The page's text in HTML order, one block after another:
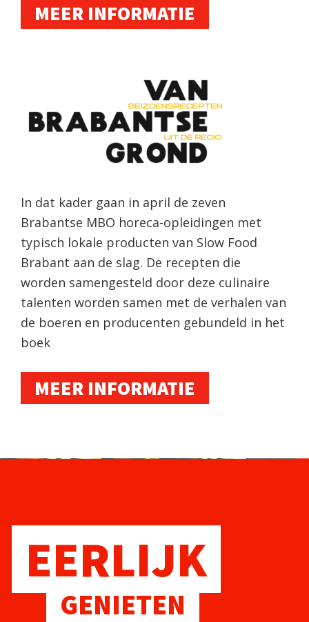
MEER INFORMATIE
In dat kader gaan in april de zeven
Brabantse MBO horeca-opleidingen met
typisch lokale producten van Slow Food
Brabant aan de slag. De recepten die
worden samengesteld door deze culinaire
talenten worden samen met de verhalen van
de boeren en producenten gebundeld in het
boek
MEER INFORMATIE
EERLIJK
GENIETEN